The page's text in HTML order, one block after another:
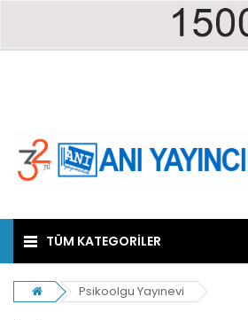
TÜM KATEGORİLER
Psikoolgu Yayınevi